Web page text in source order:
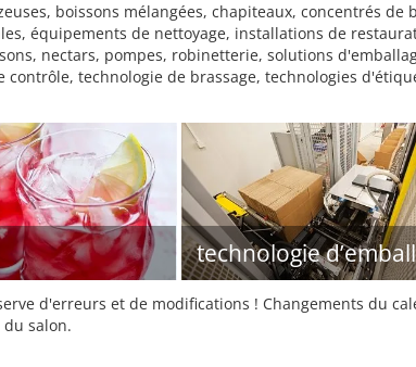
boissons mélangées, chapiteaux, concentrés
équipements de nettoyage, installations de
nectars, pompes, robinetterie, solutions
technologie de brassage, technologies
technologie
d'erreurs et de modifications ! Changements du
du salon.